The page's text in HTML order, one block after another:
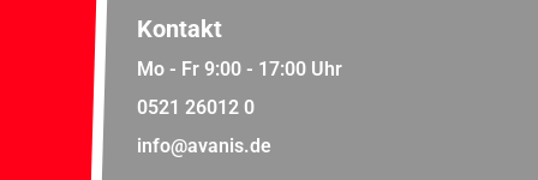
Kontakt
Mo - Fr 9:00 - 17:00 Uhr
0521 26012 0
info@avanis.de